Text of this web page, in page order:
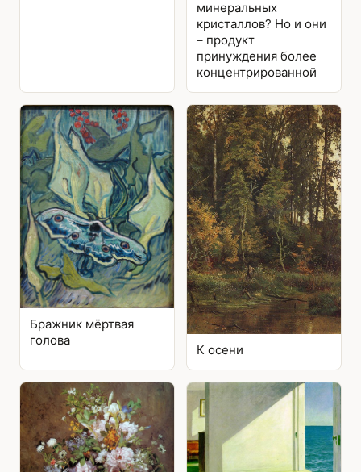
минеральных
кристаллов? Но и они
– продукт
принуждения более
концентрированной
Бражник мёртвая
голова
К осени